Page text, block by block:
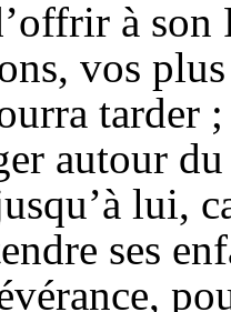
à son
vos
tarder
autour
lui,
ses